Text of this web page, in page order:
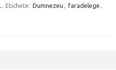
Etichete: Dumnezeu faradelege